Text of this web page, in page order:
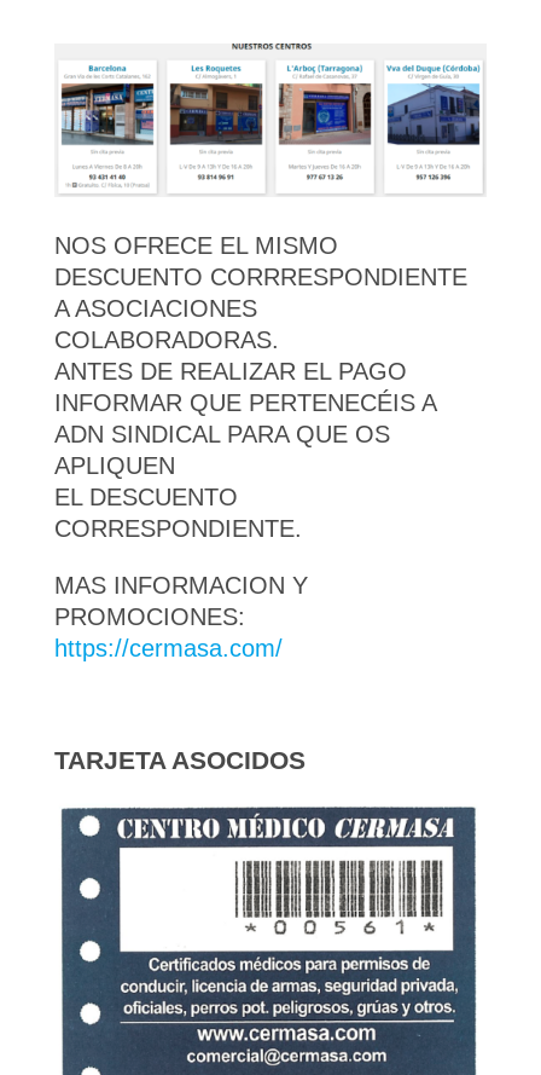
NOS OFRECE EL MISMO
DESCUENTO CORRRESPONDIENTE
A ASOCIACIONES
COLABORADORAS.
ANTES DE REALIZAR EL PAGO
INFORMAR QUE PERTENECÉIS A
ADN SINDICAL PARA QUE OS
APLIQUEN
EL DESCUENTO
CORRESPONDIENTE.
MAS INFORMACION Y
PROMOCIONES:
https://cermasa.com/
TARJETA ASOCIDOS